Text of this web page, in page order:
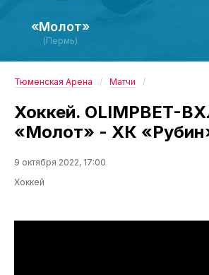
«Молот»
(Пермь)
Тюменская Арена Матчи
Хоккей. OLIMPBET-
«Молот» - ХК
9 октября 2022, 17:00
Хоккей